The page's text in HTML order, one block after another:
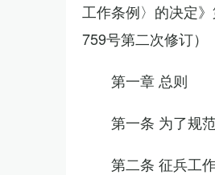
工作条例〉的决定
759号第二次修订）
第一章 总则
第一条 为了规
第二条 征兵工